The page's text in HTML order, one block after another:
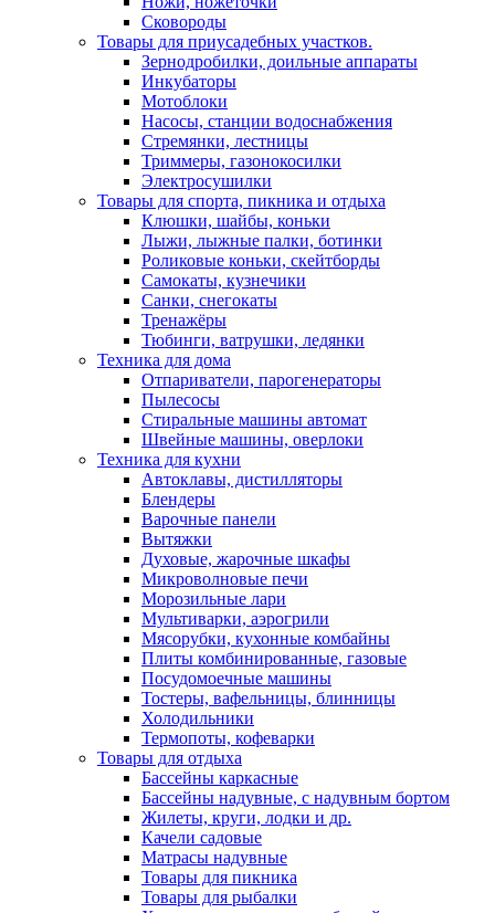
Сковороды
Товары для приусадебных участков.
Зернодробилки, доильные аппараты
Инкубаторы
Мотоблоки
Насосы, станции водоснабжения
Стремянки, лестницы
Триммеры, газонокосилки
Электросушилки
Товары для спорта, пикника и отдыха
Клюшки, шайбы, коньки
Лыжи, лыжные палки, ботинки
Роликовые коньки, скейтборды
Самокаты, кузнечики
Санки, снегокаты
Тренажёры
Тюбинги, ватрушки, ледянки
Техника для дома
Отпариватели, парогенераторы
Пылесосы
Стиральные машины автомат
Швейные машины, оверлоки
Техника для кухни
Автоклавы, дистилляторы
Блендеры
Варочные панели
Вытяжки
Духовые, жарочные шкафы
Микроволновые печи
Морозильные лари
Мультиварки, аэрогрили
Мясорубки, кухонные комбайны
Плиты комбинированные, газовые
Посудомоечные машины
Тостеры, вафельницы, блинницы
Холодильники
Термопоты, кофеварки
Товары для отдыха
Бассейны каркасные
Бассейны надувные, с надувным бортом
Жилеты, круги, лодки и др.
Качели садовые
Матрасы надувные
Товары для пикника
Товары для рыбалки